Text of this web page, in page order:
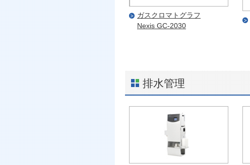
ガスクロマトグラフ
Nexis GC-2030
排水管理